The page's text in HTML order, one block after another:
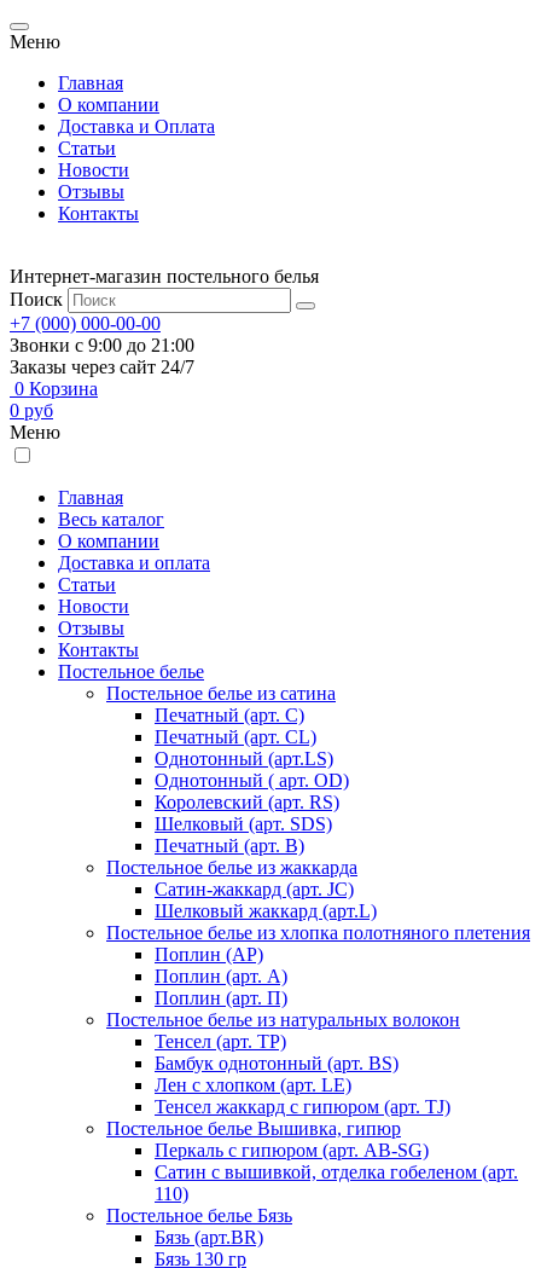
Меню
Главная
О компании
Доставка и Оплата
Статьи
Новости
Отзывы
Контакты
Интернет-магазин постельного белья
Поиск
+7 (000) 000-00-00
Звонки с 9:00 до 21:00
Заказы через сайт 24/7
0 Корзина
0 руб
Меню
Главная
Весь каталог
О компании
Доставка и оплата
Статьи
Новости
Отзывы
Контакты
Постельное белье
Постельное белье из сатина
Печатный (арт. С)
Печатный (арт. СL)
Однотонный (арт.LS)
Однотонный ( арт. OD)
Королевский (арт. RS)
Шелковый (арт. SDS)
Печатный (арт. В)
Постельное белье из жаккарда
Сатин-жаккард (арт. JC)
Шелковый жаккард (арт.L)
Постельное белье из хлопка полотняного плетения
Поплин (AP)
Поплин (арт. А)
Поплин (арт. П)
Постельное белье из натуральных волокон
Тенсел (арт. ТР)
Бамбук однотонный (арт. BS)
Лен с хлопком (арт. LE)
Тенсел жаккард с гипюром (арт. TJ)
Постельное белье Вышивка, гипюр
Перкаль с гипюром (арт. AB-SG)
Сатин с вышивкой, отделка гобеленом (арт.
110)
Постельное белье Бязь
Бязь (арт.BR)
Бязь 130 гр